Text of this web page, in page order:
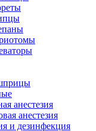
анестезия
анестезия